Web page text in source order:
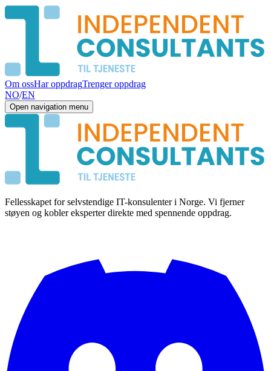
Om ossHar oppdragTrenger oppdrag
NO/EN
Open navigation menu
Fellesskapet for selvstendige IT-konsulenter i Norge. Vi fjerner
støyen og kobler eksperter direkte med spennende oppdrag.